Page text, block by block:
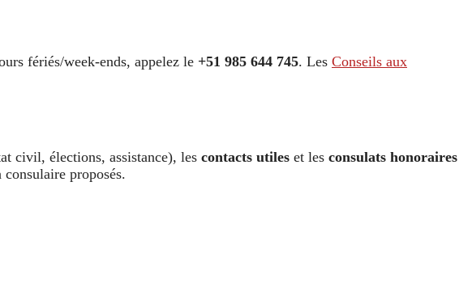
fériés/week-ends, appelez le +51 985 644 745. Les Conseils aux
civil, élections, assistance), les contacts utiles et les consulats honoraires
proposés.